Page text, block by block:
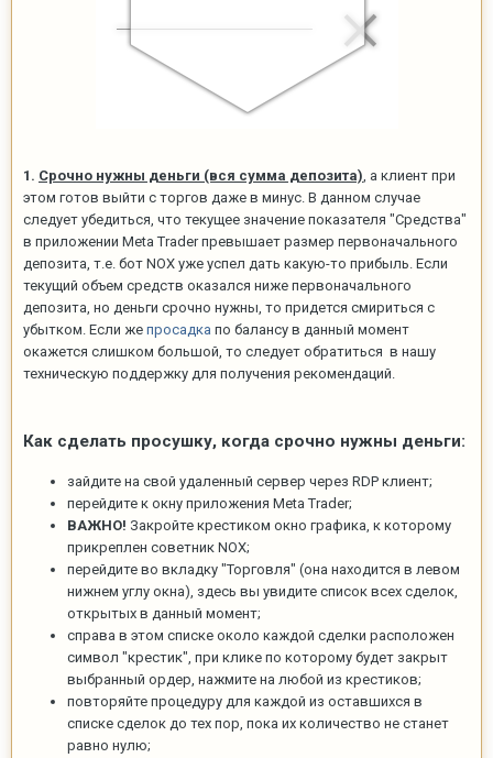
1. Срочно нужны деньги (вся сумма депозита), а клиент при
этом готов выйти с торгов даже в минус. В данном случае
следует убедиться, что текущее значение показателя "Средства"
в приложении Meta Trader превышает размер первоначального
депозита, т.е. бот NOX уже успел дать какую-то прибыль. Если
текущий объем средств оказался ниже первоначального
депозита, но деньги срочно нужны, то придется смириться с
убытком. Если же просадка по балансу в данный момент
окажется слишком большой, то следует обратиться в нашу
техническую поддержку для получения рекомендаций.
Как сделать просушку, когда срочно нужны деньги:
зайдите на свой удаленный сервер через RDP клиент;
перейдите к окну приложения Meta Trader;
ВАЖНО! Закройте крестиком окно графика, к которому
прикреплен советник NOX;
перейдите во вкладку "Торговля" (она находится в левом
нижнем углу окна), здесь вы увидите список всех сделок,
открытых в данный момент;
справа в этом списке около каждой сделки расположен
символ "крестик", при клике по которому будет закрыт
выбранный ордер, нажмите на любой из крестиков;
повторяйте процедуру для каждой из оставшихся в
списке сделок до тех пор, пока их количество не станет
равно нулю;